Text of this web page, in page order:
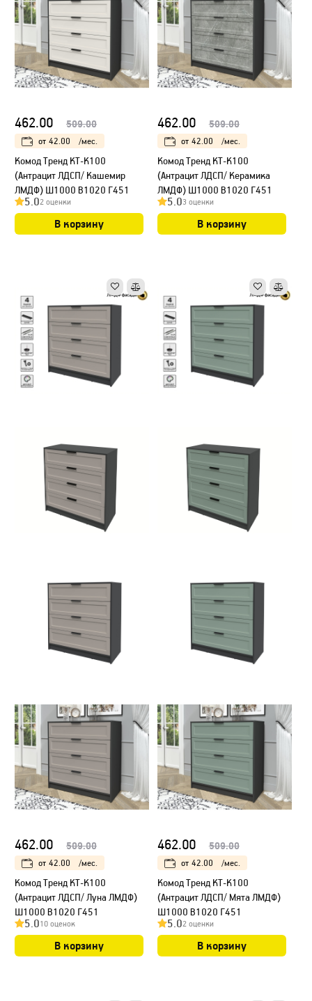
462.00 509.00
от 42.00 /мес.
Kомод Тренд КТ-К100
(Антрацит ЛДСП/ Кашемир
ЛМДФ) Ш1000 В1020 Г451
5.02 оценки
В корзину
462.00 509.00
от 42.00 /мес.
Kомод Тренд КТ-К100
(Антрацит ЛДСП/ Керамика
ЛМДФ) Ш1000 В1020 Г451
5.03 оценки
В корзину
462.00 509.00
от 42.00 /мес.
Kомод Тренд КТ-К100
(Антрацит ЛДСП/ Луна ЛМДФ)
Ш1000 В1020 Г451
5.010 оценок
В корзину
462.00 509.00
от 42.00 /мес.
Kомод Тренд КТ-К100
(Антрацит ЛДСП/ Мята ЛМДФ)
Ш1000 В1020 Г451
5.02 оценки
В корзину